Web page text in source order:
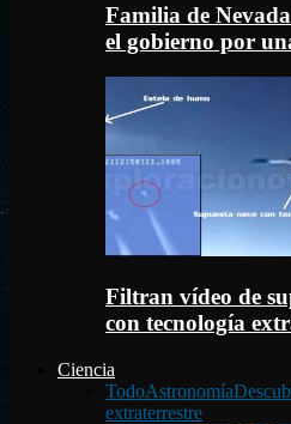
Familia de
el gobierno por
Filtran vídeo de
con tecnología
Ciencia
TodoAstronomía
extraterrestre